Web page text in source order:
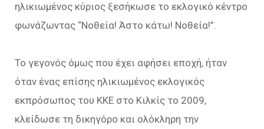
ηλικιωμένος κύριος ξεσήκωσε το εκλογικό κέντρο
φωνάζωντας “Νοθεία! Άστο κάτω! Νοθεία!”.
Το γεγονός όμως που έχει αφήσει εποχή, ήταν
όταν ένας επίσης ηλικιωμένος εκλογικός
εκπρόσωπος του ΚΚΕ στο Κιλκίς το 2009,
κλείδωσε τη δικηγόρο και ολόκληρη την